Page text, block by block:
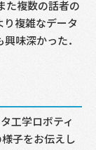
た複数の話者の
り複雑なデータ
味深かった．
工学ロボティ
子をお伝えし